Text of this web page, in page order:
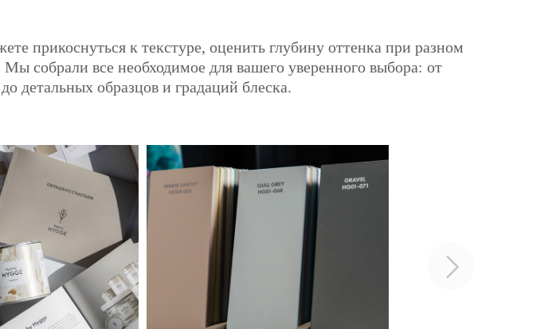
прикоснуться к текстуре, оценить глубину оттенка при разном
собрали все необходимое для вашего уверенного выбора: от
детальных образцов и градаций блеска.